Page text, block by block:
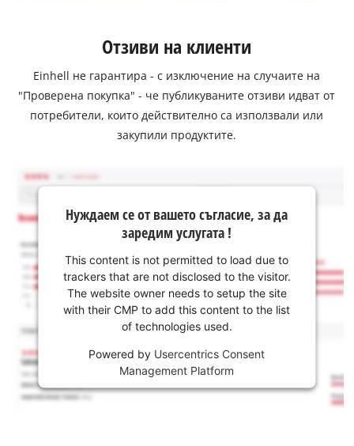
Отзиви на клиенти
Einhell не гарантира - с изключение на случаите на
"Проверена покупка" - че публикуваните отзиви идват от
потребители, които действително са използвали или
закупили продуктите.
Нуждаем се от вашето съгласие, за да
заредим услугата !
This content is not permitted to load due to
trackers that are not disclosed to the visitor.
The website owner needs to setup the site
with their CMP to add this content to the list
of technologies used.
Powered by Usercentrics Consent
Management Platform